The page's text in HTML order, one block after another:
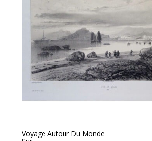
Voyage Autour Du Monde